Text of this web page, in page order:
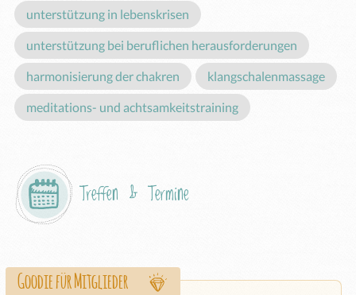
unterstützung in lebenskrisen
unterstützung bei beruflichen herausforderungen
harmonisierung der chakren klangschalenmassage
meditations- und achtsamkeitstraining
Treffen & Termine
Goodie für Mitglieder